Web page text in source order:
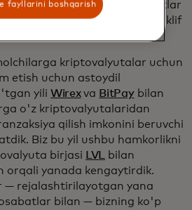
uchun emas, balki xarajatlar
zarur bo'lgan barqarorlikni taklif
kriptovalyutalar uchun
etish uchun astoydil
yili Wirexva BitPaybilan
o'z kriptovalyutalaridan
qilish imkonini beruvchi
Biz bu yil ushbu hamkorlikni
birjasi
LVL
bilan
orqali yanada kengaytirdik.
— rejalashtirilayotgan yana
bilan — bizning ko'p
fayllarini boshqarish